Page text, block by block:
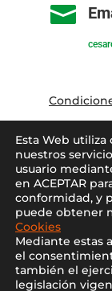

Aviso Legal
Blog–
Esta Web
nuestros
usuario
en ACEPTAR
conformidad, y
puede obtener
Cookies
Mediante estas
el
también el
legislación